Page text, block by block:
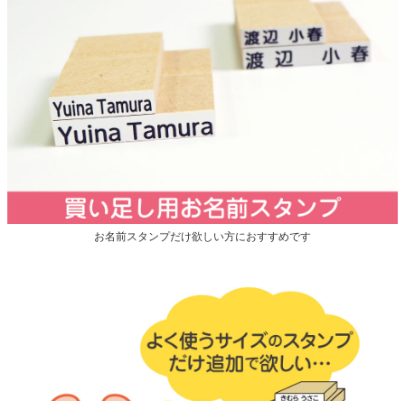
お名前スタンプだけ欲しい方におすすめです